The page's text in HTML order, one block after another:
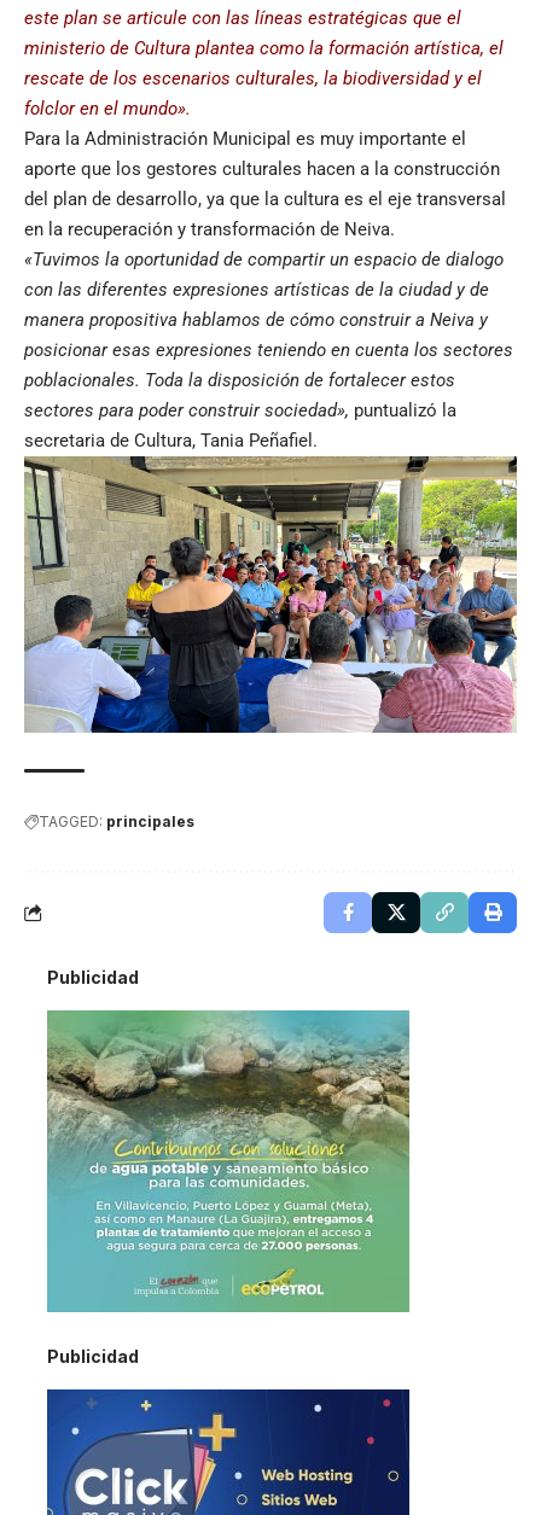
este plan se articule con las líneas estratégicas que el
ministerio de Cultura plantea como la formación artística, el
rescate de los escenarios culturales, la biodiversidad y el
folclor en el mundo».
Para la Administración Municipal es muy importante el
aporte que los gestores culturales hacen a la construcción
del plan de desarrollo, ya que la cultura es el eje transversal
en la recuperación y transformación de Neiva.
«Tuvimos la oportunidad de compartir un espacio de dialogo
con las diferentes expresiones artísticas de la ciudad y de
manera propositiva hablamos de cómo construir a Neiva y
posicionar esas expresiones teniendo en cuenta los sectores
poblacionales. Toda la disposición de fortalecer estos
sectores para poder construir sociedad», puntualizó la
secretaria de Cultura, Tania Peñafiel.
TAGGED: principales
Publicidad
Publicidad